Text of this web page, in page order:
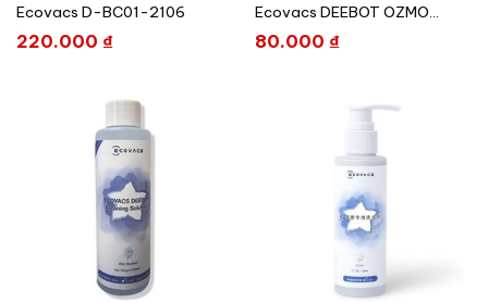
Ecovacs D-BC01-2106
220.000 ₫
Ecovacs DEEBOT OZMO
920/950/T5/N8 PRO/T8/T8
80.000 ₫